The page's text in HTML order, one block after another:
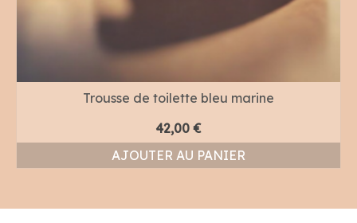
Trousse de toilette bleu marine
42,00 €
AJOUTER AU PANIER